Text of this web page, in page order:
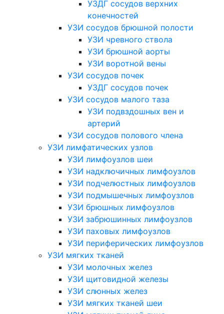
УЗДГ сосудов верхних
конечностей
УЗИ сосудов брюшной полости
УЗИ чревного ствола
УЗИ брюшной аорты
УЗИ воротной вены
УЗИ сосудов почек
УЗДГ сосудов почек
УЗИ сосудов малого таза
УЗИ подвздошных вен и
артерий
УЗИ сосудов полового члена
УЗИ лимфатических узлов
УЗИ лимфоузлов шеи
УЗИ надключичных лимфоузлов
УЗИ подчелюстных лимфоузлов
УЗИ подмышечных лимфоузлов
УЗИ брюшных лимфоузлов
УЗИ забрюшинных лимфоузлов
УЗИ паховых лимфоузлов
УЗИ периферических лимфоузлов
УЗИ мягких тканей
УЗИ молочных желез
УЗИ щитовидной железы
УЗИ слюнных желез
УЗИ мягких тканей шеи